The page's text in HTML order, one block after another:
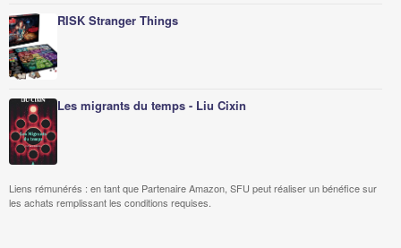
RISK Stranger Things
Les migrants du temps - Liu Cixin
Liens rémunérés : en tant que Partenaire Amazon, SFU peut réaliser un bénéfice sur
les achats remplissant les conditions requises.